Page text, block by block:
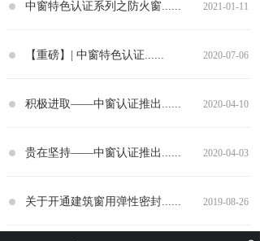
中窗特色认证系列之防火窗...... 2021-01-11
【重磅】| 中窗特色认证...... 2020-07-06
积极进取——中窗认证推出...... 2020-04-10
贵在坚持——中窗认证推出...... 2020-04-03
关于开通建筑窗用弹性密封...... 2019-08-26